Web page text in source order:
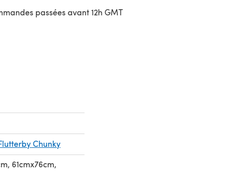
passées avant 12h GMT
Chunky
61cmx76cm,